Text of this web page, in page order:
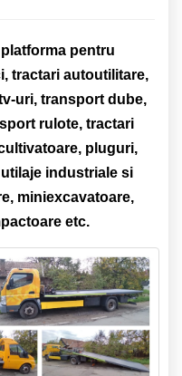
pentru
tractari autoutilitare,
uri, transport dube,
rulote, tractari
pluguri,
industriale si
miniexcavatoare,
etc.